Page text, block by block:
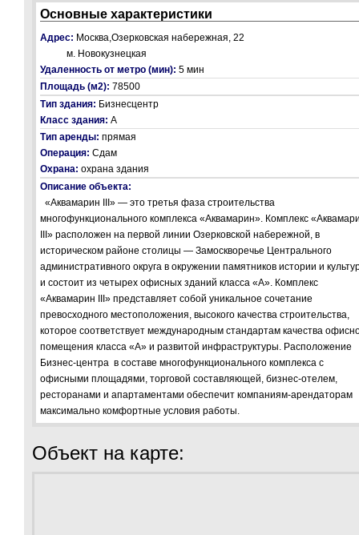
Основные характеристики
Адрес: Москва,Озерковская набережная, 22
м. Новокузнецкая
Удаленность от метро (мин): 5 мин
Площадь (м2): 78500
Тип здания: Бизнесцентр
Класс здания: А
Тип аренды: прямая
Операция: Сдам
Охрана: охрана здания
Описание объекта:
«Аквамарин III» — это третья фаза строительства
многофункционального комплекса «Аквамарин». Комплекс
III» расположен на первой линии Озерковской набережной, в
историческом районе столицы — Замоскворечье Центрального
административного округа в окружении памятников истории и
и состоит из четырех офисных зданий класса «А». Комплекс
«Аквамарин III» представляет собой уникальное сочетание
превосходного местоположения, высокого качества строительства,
которое соответствует международным стандартам качества
помещения класса «А» и развитой инфраструктуры. Расположение
Бизнес-центра в составе многофункционального комплекса с
офисными площадями, торговой составляющей, бизнес-отелем,
ресторанами и апартаментами обеспечит компаниям-арендаторам
максимально комфортные условия работы.
Объект на карте: